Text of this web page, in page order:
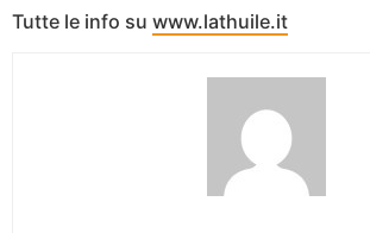
Tutte le info su www.lathuile.it